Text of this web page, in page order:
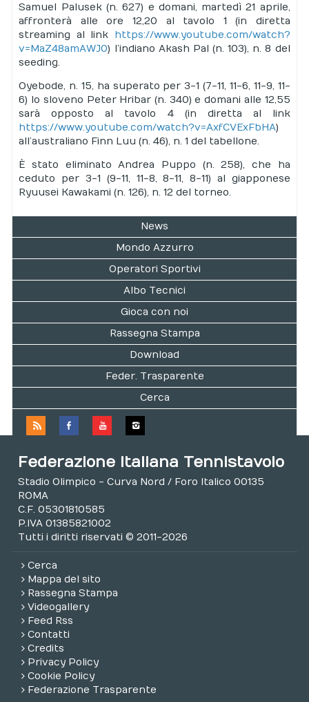
Samuel Palusek (n. 627) e domani, martedì 21 aprile,
affronterà alle ore 12,20 al tavolo 1 (in diretta
streaming al link https://www.youtube.com/watch?
v=MaZ48amAWJ0) l’indiano Akash Pal (n. 103), n. 8 del
seeding.
Oyebode, n. 15, ha superato per 3-1 (7-11, 11-6, 11-9, 11-
6) lo sloveno Peter Hribar (n. 340) e domani alle 12,55
sarà opposto al tavolo 4 (in diretta al link
https://www.youtube.com/watch?v=AxfCVExFbHA)
all’australiano Finn Luu (n. 46), n. 1 del tabellone.
È stato eliminato Andrea Puppo (n. 258), che ha
ceduto per 3-1 (9-11, 11-8, 8-11, 8-11) al giapponese
Ryuusei Kawakami (n. 126), n. 12 del torneo.
News
Mondo Azzurro
Operatori Sportivi
Albo Tecnici
Gioca con noi
Rassegna Stampa
Download
Feder. Trasparente
Cerca
Federazione Italiana Tennistavolo
Stadio Olimpico - Curva Nord / Foro Italico 00135
ROMA
C.F. 05301810585
P.IVA 01385821002
Tutti i diritti riservati © 2011-2026
Cerca
Mappa del sito
Rassegna Stampa
Videogallery
Feed Rss
Contatti
Credits
Privacy Policy
Cookie Policy
Federazione Trasparente